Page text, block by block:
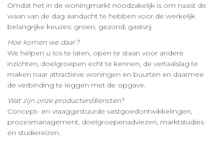
Omdat het in de woningmarkt noodzakelijk is om naast de
waan van de dag aandacht te hebben voor de werkelijk
belangrijke keuzes: groen, gezond, gastvrij.
Hoe komen we daar?
We helpen u los te laten, open te staan voor andere
inzichten, doelgroepen echt te kennen, de vertaalslag te
maken naar attractieve woningen en buurten en daarmee
de verbinding te leggen met de opgave.
Wat zijn onze producten/diensten?
Concept- en vraaggestuurde vastgoedontwikkelingen,
procesmanagement, doelgroepenadviezen, marktstudies
en studiereizen.